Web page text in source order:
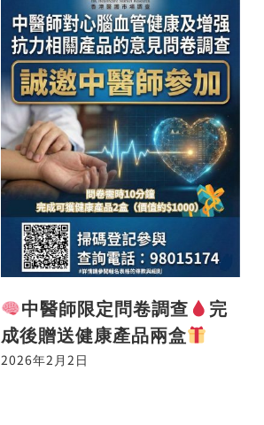
中醫師限定問卷調查
完
成後贈送健康產品兩盒
2026年2月2日